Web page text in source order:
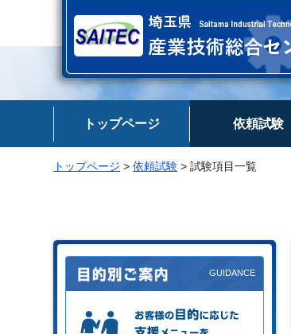
トップページ 依頼試験
トップページ > 依頼試験 > 試験項目一覧
お客様の目的に応じた支援メニュー
をご案内します。